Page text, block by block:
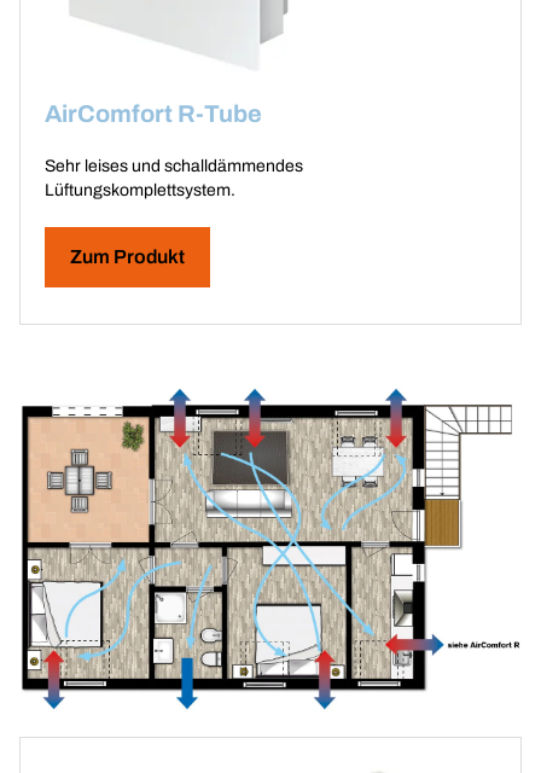
AirComfort R-Tube
Sehr leises und schalldämmendes
Lüftungskomplettsystem.
Zum Produkt